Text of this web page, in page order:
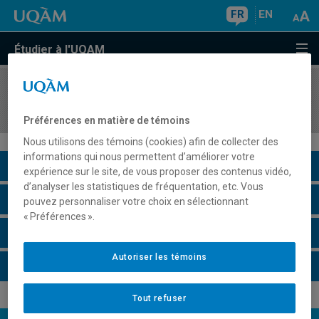
FR EN
Étudier à l'UQAM
COURS//
Description du cours
Horaire - Été 2026
Préférences en matière de témoins
Nous utilisons des témoins (cookies) afin de collecter des
informations qui nous permettent d’améliorer votre
expérience sur le site, de vous proposer des contenus vidéo,
d’analyser les statistiques de fréquentation, etc. Vous
pouvez personnaliser votre choix en sélectionnant
« Préférences ».
Tout refuser
Autoriser les témoins